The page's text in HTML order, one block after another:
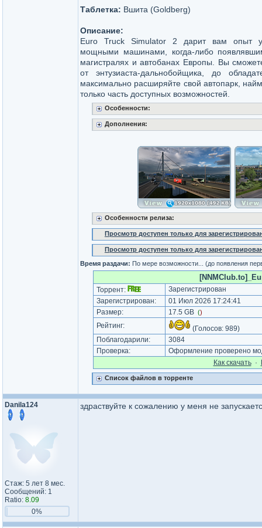
Таблетка: Вшита (Goldberg)
Описание:
Euro Truck Simulator 2 дарит вам опыт
мощными машинами, когда-либо
магистралях и автобанах Европы. Вы
от энтузиаста-дальнобойщика, до
максимально расширяйте свой автопарк,
только часть доступных возможностей.
Особенности:
Дополнения:
Особенности релиза:
Просмотр доступен только для
Просмотр доступен только для
Время раздачи: По мере возможности... (до появления
Торрент:
Зарегистрирован
Зарегистрирован:
01 Июл 2026 17:24:41
Размер:
17.5 GB ()
Рейтинг: (Голосов: 989)
Поблагодарили:
3084
Проверка:
Оформление проверено
Как cкачать·
Список файлов в торренте
Danila124
Стаж: 5 лет 8 мес.
Сообщений: 1
Ratio: 8.09
0%
здраствуйте к сожалению у меня не